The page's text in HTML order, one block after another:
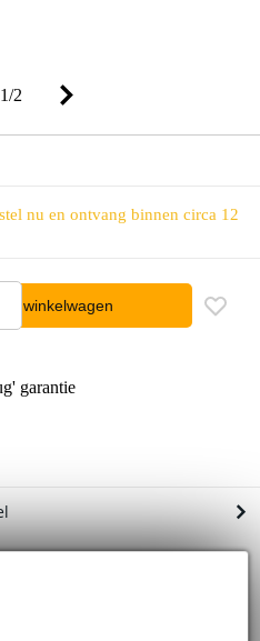
1/2
nu en ontvang binnen circa 12
In winkelwagen
garantie
flensklemmen